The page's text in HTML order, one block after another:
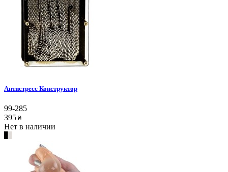
Антистресс Конструктор
99-285
395 ₴
Нет в наличии